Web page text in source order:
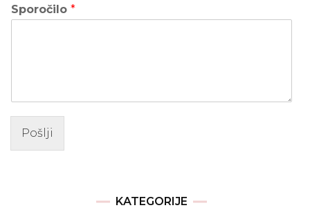
Sporočilo *
Pošlji
KATEGORIJE